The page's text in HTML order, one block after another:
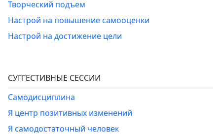
Творческий подъем
Настрой на повышение самооценки
Настрой на достижение цели
СУГГЕСТИВНЫЕ СЕССИИ
Самодисциплина
Я центр позитивных изменений
Я самодостаточный человек